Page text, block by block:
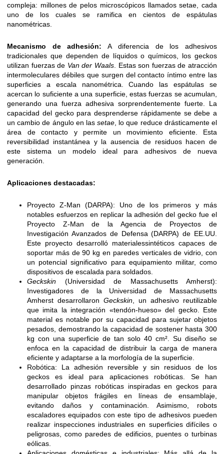
compleja: millones de pelos microscópicos llamados setae, cada
uno de los cuales se ramifica en cientos de espátulas
nanométricas.
Mecanismo de adhesión: A diferencia de los adhesivos
tradicionales que dependen de líquidos o químicos, los geckos
utilizan fuerzas de Van der Waals . Estas son fuerzas de atracción
intermoleculares débiles que surgen del contacto íntimo entre las
superficies a escala nanométrica. Cuando las espátulas se
acercan lo suficiente a una superficie, estas fuerzas se acumulan,
generando una fuerza adhesiva sorprendentemente fuerte. La
capacidad del gecko para desprenderse rápidamente se debe a
un cambio de ángulo en lassetae , lo que reduce drásticamente el
área de contacto y permite un movimiento eficiente. Esta
reversibilidad instantánea y la ausencia de residuos hacen de
este sistema un modelo ideal para adhesivos de nueva
generación.
Aplicaciones destacadas:
Proyecto Z-Man (DARPA): Uno de los primeros y más
notables esfuerzos en replicar la adhesión del gecko fue el
Proyecto Z-Man de la Agencia de Proyectos de
Investigación Avanzados de Defensa (DARPA) de EE.UU.
Este proyecto desarrolló materialessintéticos capaces de
soportar más de 90 kg en paredes verticales de vidrio, con
un potencial significativo para equipamiento militar, como
dispositivos de escalada para soldados.
Geckskin (Universidad de Massachusetts Amherst):
Investigadores de la Universidad de Massachusetts
Amherst desarrollaron Geckskin , un adhesivo reutilizable
que imita la integración «tendón-hueso» del gecko. Este
material es notable por su capacidad para sujetar objetos
pesados, demostrando la capacidad de sostener hasta 300
kg con una superficie de tan solo 40 cm². Su diseño se
enfoca en la capacidad de distribuir la carga de manera
eficiente y adaptarse a la morfología de la superficie.
Robótica: La adhesión reversible y sin residuos de los
geckos es ideal para aplicaciones robóticas. Se han
desarrollado pinzas robóticas inspiradas en geckos para
manipular objetos frágiles en líneas de ensamblaje,
evitando daños y contaminación. Asimismo, robots
escaladores equipados con este tipo de adhesivos pueden
realizar inspecciones industriales en superficies difíciles o
peligrosas, como paredes de edificios, puentes o turbinas
eólicas.